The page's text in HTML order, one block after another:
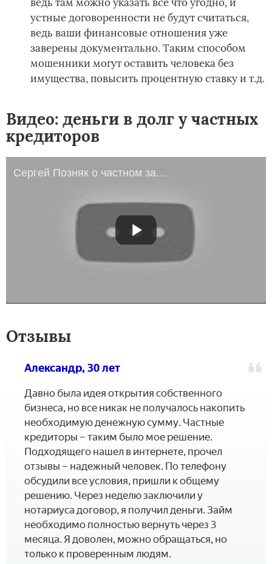
устные договоренности не будут считаться,
ведь ваши финансовые отношения уже
заверены документально. Таким способом
мошенники могут оставить человека без
имущества, повысить процентную ставку и т.д.
Видео: деньги в долг у частных
кредиторов
Сергей Позняк о частном займе.
Отзывы
Александр, 30 лет
Давно была идея открытия собственного
бизнеса, но все никак не получалось накопить
необходимую денежную сумму. Частные
кредиторы – таким было мое решение.
Подходящего нашел в интернете, прочел
отзывы – надежный человек. По телефону
обсудили все условия, пришли к общему
решению. Через неделю заключили у
нотариуса договор, я получил деньги. Займ
необходимо полностью вернуть через 3
месяца. Я доволен, можно обращаться, но
только к проверенным людям.